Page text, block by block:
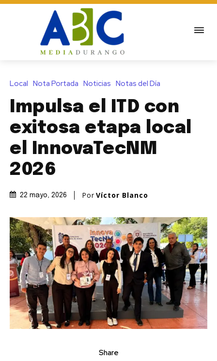
Local Nota Portada Noticias Notas del Día
Impulsa el ITD con
exitosa etapa local
el InnovaTecNM
2026
22 mayo, 2026 PorVíctor Blanco
Share